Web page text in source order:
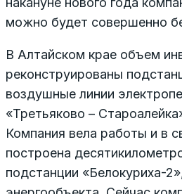
можно будет совершенно
В Алтайском крае объем
реконструированы
воздушные линии
«Третьяково –
Компания вела работы и в
построена
подстанции «Белокуриха-